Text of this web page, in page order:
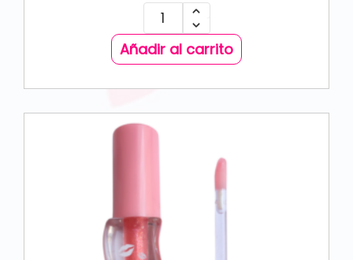
Añadir al carrito